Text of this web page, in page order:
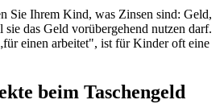
Sie Ihrem Kind, was Zinsen sind: Geld,
das Geld vorübergehend nutzen darf.
einen arbeitet", ist für Kinder oft eine
beim Taschengeld